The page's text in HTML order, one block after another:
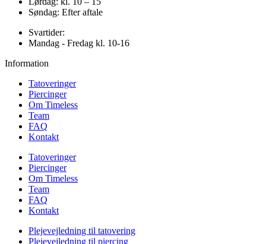
Søndag: Efter aftale
Svartider:
Mandag - Fredag kl. 10-16
Information
Tatoveringer
Piercinger
Om Timeless
Team
FAQ
Kontakt
Tatoveringer
Piercinger
Om Timeless
Team
FAQ
Kontakt
Plejevejledning til tatovering
Plejevejledning til piercing